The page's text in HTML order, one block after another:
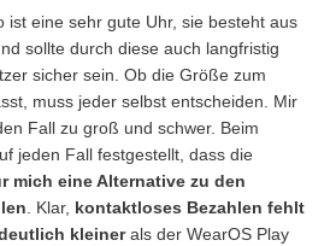
ist eine sehr gute Uhr, sie besteht aus
sollte durch diese auch langfristig
sicher sein. Ob die Größe zum
muss jeder selbst entscheiden. Mir
Fall zu groß und schwer. Beim
jeden Fall festgestellt, dass die
mich eine Alternative zu den
. Klar, kontaktloses Bezahlen fehlt
kleinerals der WearOS Play